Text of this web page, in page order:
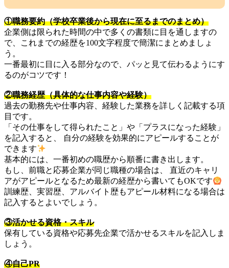
①職務要約（学校卒業後から現在に至るまでのまとめ）
企業側は限られた時間の中で多くの書類に目を通しますの
で、これまでの経歴を100文字程度で簡潔にまとめましょ
う。
一番最初に目に入る部分なので、パッと見て伝わるようにす
るのがコツです！
②職務経歴（具体的な仕事内容や経験）
過去の勤務先や仕事内容、経験した業務を詳しく記載する項
目です。
「その仕事をして得られたこと」や「プラスになった経験」
を記入すると、 自分の経験を効果的にアピールすることが
できます
基本的には、一番初めの職歴から順番に書き出します。
もし、前職と応募企業が同じ職種の場合は、 直近のキャリ
アがアピールとなるため最新の経歴から書いてもOKです
訓練歴、実習歴、アルバイト歴もアピール材料になる場合は
記入するとよいでしょう。
③活かせる資格・スキル
保有している資格や応募先企業で活かせるスキルを記入しま
しょう。
④自己PR